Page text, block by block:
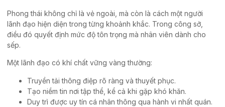
Phong thái không chỉ là vẻ ngoài, mà còn là cách một người
lãnh đạo hiện diện trong từng khoảnh khắc. Trong công sở,
điều đó quyết định mức độ tôn trọng mà nhân viên dành cho
sếp.
Một lãnh đạo có khí chất vững vàng thường:
Truyền tải thông điệp rõ ràng và thuyết phục.
Tạo niềm tin nơi tập thể, kể cả khi gặp khó khăn.
Duy trì được uy tín cá nhân thông qua hành vi nhất quán.